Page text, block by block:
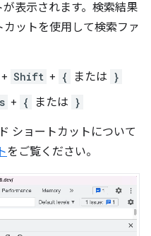
表示されます。検索結果
ットを使用して検索ファ
+ Shift + { または }
+ { または }
ショートカットについて
をご覧ください。